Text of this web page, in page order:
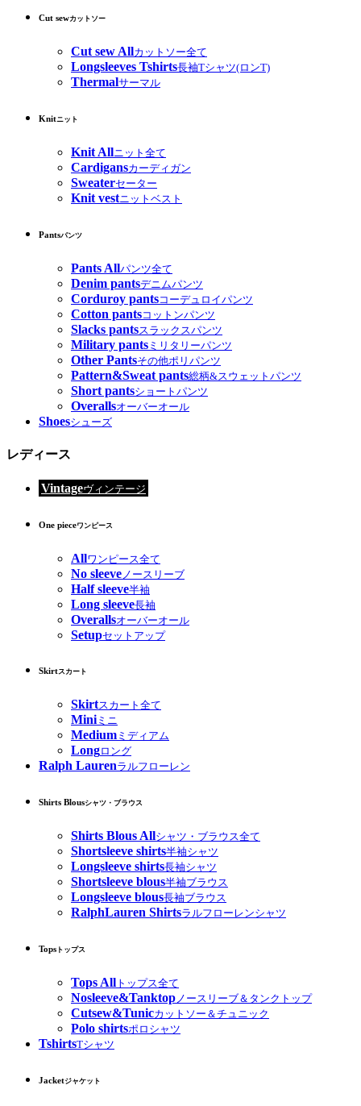
Cut sewカットソー
Cut sew Allカットソー全て
Longsleeves Tshirts長袖Tシャツ(ロンT)
Thermalサーマル
Knitニット
Knit Allニット全て
Cardigansカーディガン
Sweaterセーター
Knit vestニットベスト
Pantsパンツ
Pants Allパンツ全て
Denim pantsデニムパンツ
Corduroy pantsコーデュロイパンツ
Cotton pantsコットンパンツ
Slacks pantsスラックスパンツ
Military pants ミリタリーパンツ
Other Pantsその他ポリパンツ
Pattern&Sweat pants総柄&スウェットパンツ
Short pantsショートパンツ
Overallsオーバーオール
Shoesシューズ
レディース
Vintageヴィンテージ
One pieceワンピース
Allワンピース全て
No sleeve ノースリーブ
Half sleeve半袖
Long sleeve長袖
Overallsオーバーオール
Setupセットアップ
Skirtスカート
Skirtスカート全て
Miniミニ
Medium ミディアム
Longロング
Ralph Laurenラルフローレン
Shirts Blousシャツ・ブラウス
Shirts Blous Allシャツ・ブラウス全て
Shortsleeve shirts半袖シャツ
Longsleeve shirts長袖シャツ
Shortsleeve blous半袖ブラウス
Longsleeve blous長袖ブラウス
RalphLauren Shirtsラルフローレンシャツ
Tops トップス
Tops All トップス全て
Nosleeve&Tanktopノースリーブ＆タンクトップ
Cutsew&Tunicカットソー＆チュニック
Polo shirtsポロシャツ
TshirtsTシャツ
Jacketジャケット